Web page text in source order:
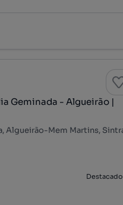
Geminada - Algueirão |
Destacado